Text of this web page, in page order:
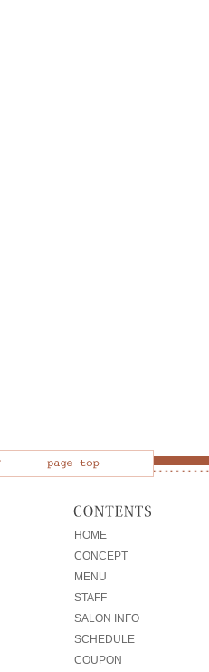
HOME
CONCEPT
MENU
STAFF
SALON INFO
SCHEDULE
COUPON